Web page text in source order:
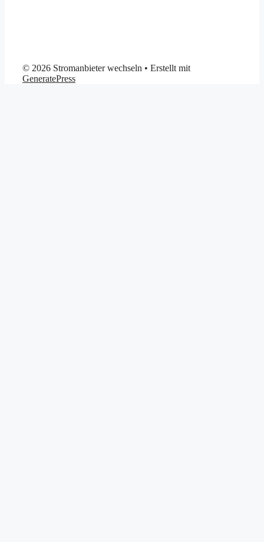
© 2026 Stromanbieter wechseln • Erstellt mit
GeneratePress